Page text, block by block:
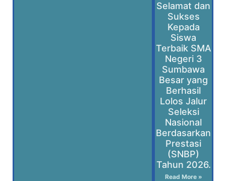
Selamat dan
Sukses
Kepada
Siswa
Terbaik SMA
Negeri 3
Sumbawa
Besar yang
Berhasil
Lolos Jalur
Seleksi
Nasional
Berdasarkan
Prestasi
(SNBP)
Tahun 2026.
Read More »